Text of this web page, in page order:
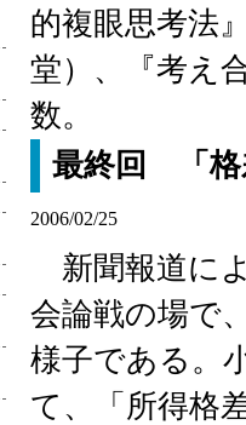
的複眼思考法
堂）、『考え
数。
最終回 「格
2006/02/25
新聞報道に
会論戦の場で
様子である。
て、「所得格